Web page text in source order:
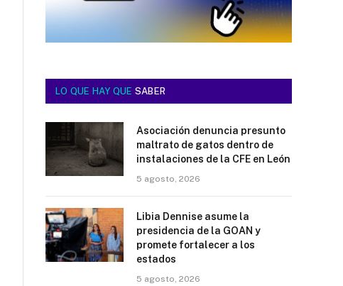
LO QUE HAY QUE SABER
Asociación denuncia presunto
maltrato de gatos dentro de
instalaciones de la CFE en León
5 agosto, 2026
Libia Dennise asume la
presidencia de la GOAN y
promete fortalecer a los
estados
5 agosto, 2026